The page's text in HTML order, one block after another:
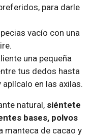
para darle
vacío con una
una pequeña
tus dedos hasta
en las axilas.
natural, siéntete
bases, polvos
manteca de cacao y